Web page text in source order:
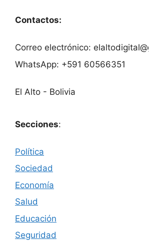
Contactos:
Correo electrónico:
WhatsApp: +591 60566351
El Alto - Bolivia
Secciones:
Política
Sociedad
Economía
Salud
Educación
Seguridad